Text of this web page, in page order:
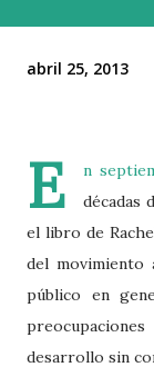
abril 25, 2013
E
n
décadas
el libro de
del movimiento
público en
desarrollo sin